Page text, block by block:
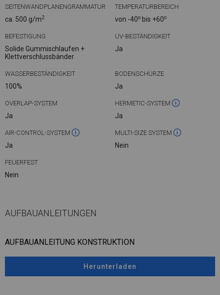
SEITENWANDPLANENGRAMMATUR
ca. 500 g/m2
TEMPERATURBEREICH
von -40o bis +60o
BEFESTIGUNG
Solide Gummischlaufen +
Klettverschlussbänder
UV-BESTÄNDIGKEIT
Ja
WASSERBESTÄNDIGKEIT
100%
BODENSCHÜRZE
Ja
OVERLAP-SYSTEM
Ja
HERMETIC-SYSTEM
Ja
AIR-CONTROL-SYSTEM
Ja
MULTI-SIZE SYSTEM
Nein
FEUERFEST
Nein
AUFBAUANLEITUNGEN
AUFBAUANLEITUNG KONSTRUKTION
Herunterladen